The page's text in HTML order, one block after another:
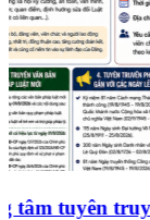
Ghi nhận bổ